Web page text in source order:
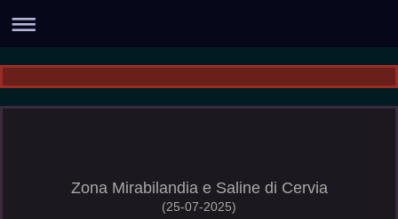
Zona Mirabilandia e Saline di Cervia
(25-07-2025)